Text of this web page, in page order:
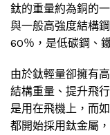
鈦的重量約為銅的
與一般高強度結構
60％，是低碳鋼、
由於鈦輕量卻擁有
結構重量、提升飛
是用在飛機上，而
都開始採用鈦金屬